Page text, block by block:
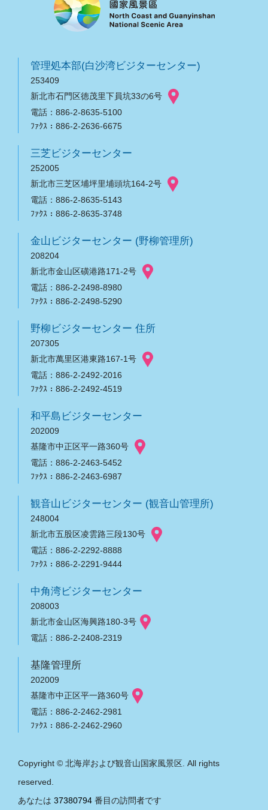
管理処本部(白沙湾ビジターセンター)
253409
新北市石門区徳茂里下員坑33の6号
電話：886-2-8635-5100
ﾌｧｸｽ：886-2-2636-6675
三芝ビジターセンター
252005
新北市三芝区埔坪里埔頭坑164-2号
電話：886-2-8635-5143
ﾌｧｸｽ：886-2-8635-3748
金山ビジターセンター (野柳管理所)
208204
新北市金山区磺港路171-2号
電話：886-2-2498-8980
ﾌｧｸｽ：886-2-2498-5290
野柳ビジターセンター 住所
207305
新北市萬里区港東路167-1号
電話：886-2-2492-2016
ﾌｧｸｽ：886-2-2492-4519
和平島ビジターセンター
202009
基隆市中正区平一路360号
電話：886-2-2463-5452
ﾌｧｸｽ：886-2-2463-6987
観音山ビジターセンター (観音山管理所)
248004
新北市五股区凌雲路三段130号
電話：886-2-2292-8888
ﾌｧｸｽ：886-2-2291-9444
中角湾ビジターセンター
208003
新北市金山区海興路180-3号
電話：886-2-2408-2319
基隆管理所
202009
基隆市中正区平一路360号
電話：886-2-2462-2981
ﾌｧｸｽ：886-2-2462-2960
Copyright © 北海岸および観音山国家風景区. All rights
reserved.
あなたは 37380794 番目の訪問者です